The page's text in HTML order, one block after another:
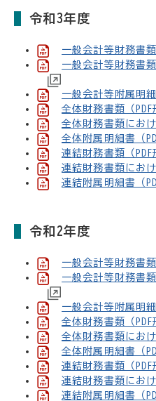
令和3年度
一般会計等財務書類
一般会計等財務書
一般会計等附属明細
全体財務書類（PDF
全体財務書類におけ
全体附属明細書（
連結財務書類（PDF
連結財務書類におけ
連結附属明細書（
令和2年度
一般会計等財務書類
一般会計等財務書
一般会計等附属明細
全体財務書類（PDF
全体財務書類におけ
全体附属明細書（
連結財務書類（PDF
連結財務書類におけ
連結附属明細書（